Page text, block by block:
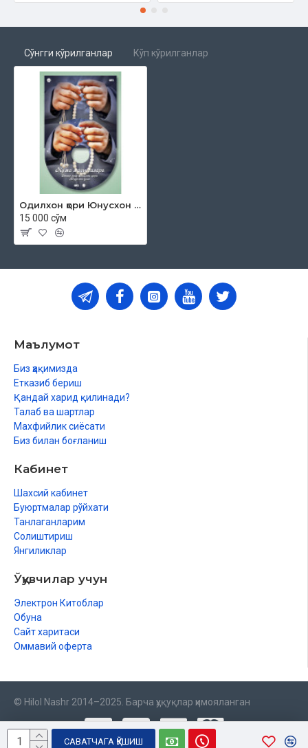
САВАТЧАГА ҚЎШИШ
Сўнгги кўрилганлар Кўп кўрилганлар
Одилхон қори Юнусхон ўғли «Жумъа мавъизалари» 13-диск (МР3)
15 000 сўм
Маълумот
Биз ҳақимизда
Етказиб бериш
Қандай харид қилинади?
Талаб ва шартлар
Махфийлик сиёсати
Биз билан боғланиш
Кабинет
Шахсий кабинет
Буюртмалар рўйхати
Танлаганларим
Солиштириш
Янгиликлар
Ўқувчилар учун
Электрон Китоблар
Обуна
Сайт харитаси
Оммавий оферта
© Hilol Nashr 2014–2025. Барча ҳуқуқлар ҳимояланган